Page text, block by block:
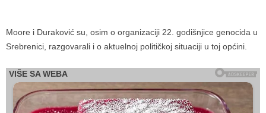
Moore i Duraković su, osim o organizaciji 22. godišnjice genocida u
Srebrenici, razgovarali i o aktuelnoj političkoj situaciji u toj općini.